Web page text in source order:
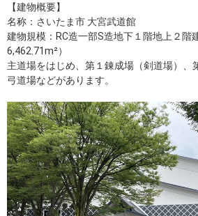
【建物概要】
名称：さいたま市 大宮武道館
建物規模：RC造一部S造地下１階地上２階
6,462.71m²）
主道場をはじめ、第１錬成場（剣道場）、
弓道場などがあります。